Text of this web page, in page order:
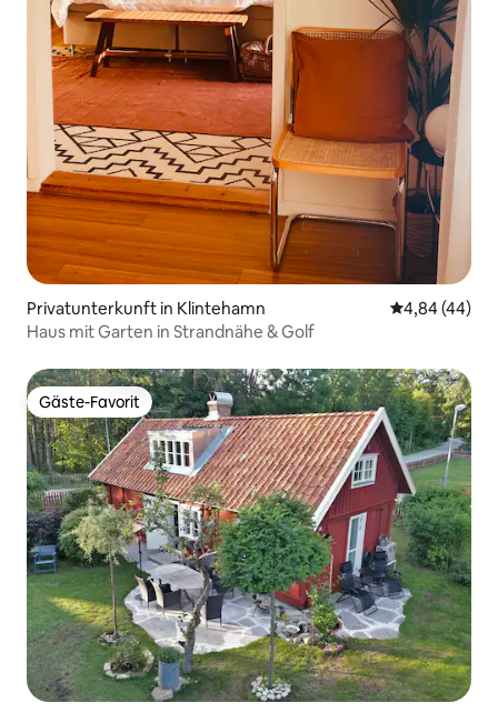
Privatunterkunft in Klintehamn
4,84 (44)
Haus mit Garten in Strandnähe & Golf
Gäste-Favorit
Gäste-Favorit